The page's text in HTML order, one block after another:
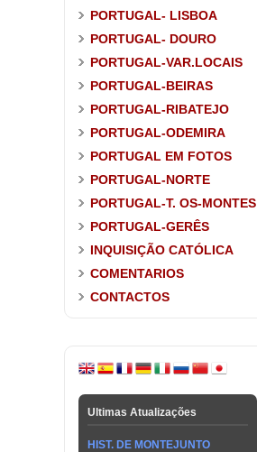
PORTUGAL- LISBOA
PORTUGAL- DOURO
PORTUGAL-VAR.LOCAIS
PORTUGAL-BEIRAS
PORTUGAL-RIBATEJO
PORTUGAL-ODEMIRA
PORTUGAL EM FOTOS
PORTUGAL-NORTE
PORTUGAL-T. OS-MONTES
PORTUGAL-GERÊS
INQUISIÇÃO CATÓLICA
COMENTARIOS
CONTACTOS
Ultimas Atualizações
HIST. DE MONTEJUNTO